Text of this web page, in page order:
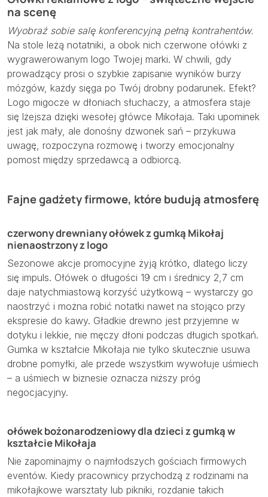
na scenę
Wyobraź sobie salę konferencyjną pełną kontrahentów.
Na stole leżą notatniki, a obok nich czerwone ołówki z
wygrawerowanym logo Twojej marki. W chwili, gdy
prowadzący prosi o szybkie zapisanie wyników burzy
mózgów, każdy sięga po Twój drobny podarunek. Efekt?
Logo migocze w dłoniach słuchaczy, a atmosfera staje
się lżejsza dzięki wesołej główce Mikołaja. Taki upominek
jest jak mały, ale donośny dzwonek sań – przykuwa
uwagę, rozpoczyna rozmowę i tworzy emocjonalny
pomost między sprzedawcą a odbiorcą.
Fajne gadżety firmowe, które budują atmosferę
czerwony drewniany ołówek z gumką Mikołaj
nienaostrzony z logo
Sezonowe akcje promocyjne żyją krótko, dlatego liczy
się impuls. Ołówek o długości 19 cm i średnicy 2,7 cm
daje natychmiastową korzyść użytkową – wystarczy go
naostrzyć i można robić notatki nawet na stojąco przy
ekspresie do kawy. Gładkie drewno jest przyjemne w
dotyku i lekkie, nie męczy dłoni podczas długich spotkań.
Gumka w kształcie Mikołaja nie tylko skutecznie usuwa
drobne pomyłki, ale przede wszystkim wywołuje uśmiech
– a uśmiech w biznesie oznacza niższy próg
negocjacyjny.
ołówek bożonarodzeniowy dla dzieci z gumką w
kształcie Mikołaja
Nie zapominajmy o najmłodszych gościach firmowych
eventów. Kiedy pracownicy przychodzą z rodzinami na
mikołajkowe warsztaty lub pikniki, rozdanie takich